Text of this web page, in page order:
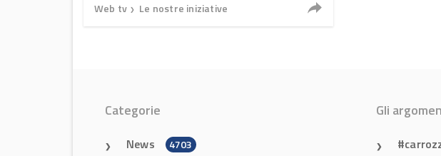
Web tv ❯ Le nostre iniziative
Categorie
News 4703
Gli